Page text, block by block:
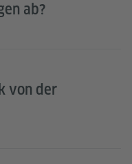
ab?
von der